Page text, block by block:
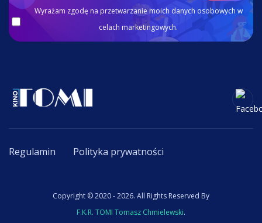
Wyrażam zgodę na przetwarzanie moich danych osobowych w
celach marketingowych.
Regulamin Polityka prywatności
Copyright © 2020 - 2026. All Rights Reserved By
F.K.R. TOMI Tomasz Chmielewski.